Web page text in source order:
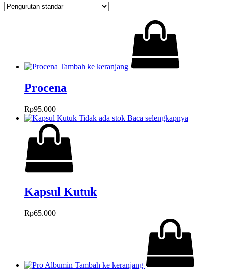
Tambah ke keranjang
Procena
Rp95.000
Tidak ada stok Baca selengkapnya
Kapsul Kutuk
Rp65.000
Tambah ke keranjang